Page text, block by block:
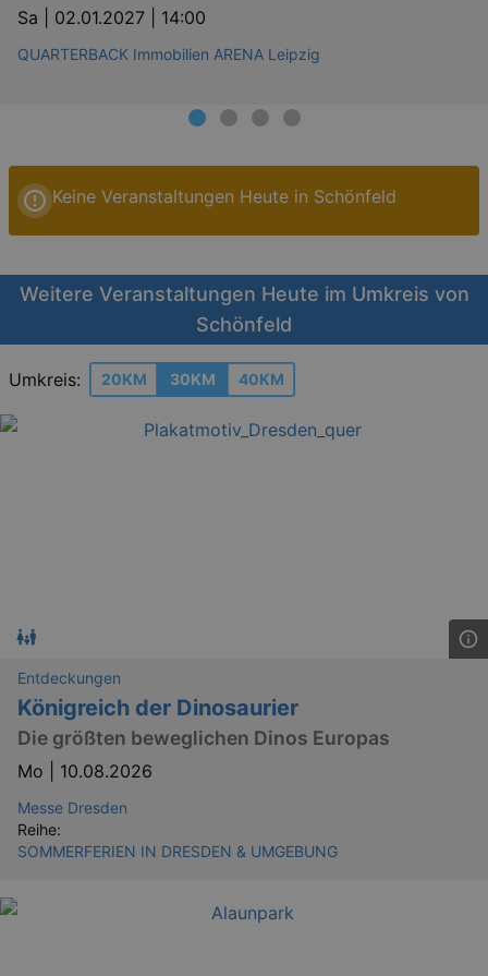
Sa | 02.01.2027 | 14:00
QUARTERBACK Immobilien ARENA Leipzig
Keine Veranstaltungen Heute in Schönfeld
Weitere Veranstaltungen Heute im Umkreis von
Schönfeld
Umkreis: 20KM 30KM 40KM
Entdeckungen
Königreich der Dinosaurier
Die größten beweglichen Dinos Europas
Mo | 10.08.2026
Messe Dresden
Reihe:
SOMMERFERIEN IN DRESDEN & UMGEBUNG